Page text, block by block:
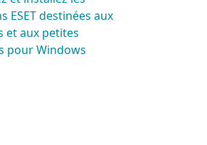
ESET destinées aux
et aux petites
pour Windows